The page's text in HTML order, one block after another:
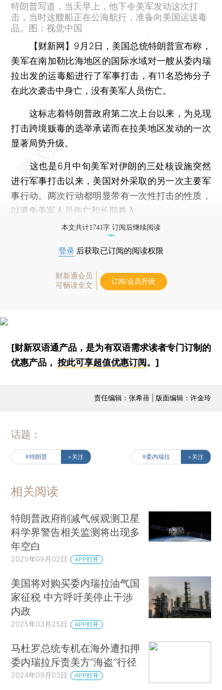
特朗普写道，当天早上，他下令美军发动这次打
击，当时这艘船正在公海航行，准备向美国运送毒
品。图：视觉中国
【财新网】 9月2日，美国总统特朗普宣布称，
美军在南加勒比海地区的国际水域对一艘从委内瑞
拉出发的运毒船进行了军事打击，有11名恐怖分子
在此次袭击中身亡，没有美军人员伤亡。
这标志着特朗普政府第二次上台以来，为兑现
打击跨境贩毒的选举承诺而在拉美地区发动的一次
显著局势升级。
这也是6月中旬美军对伊朗的三处核设施突然
进行军事打击以来，美国对外采取的另一次主要军
事行动。两次行动都明显带有一次性打击的性质，
以避免美军人员伤亡和长期卷入。
本文共计1741字 订阅后继续阅读
登录 后获取已订阅的阅读权限
财新通会员
可畅读全文
订阅/会员升级
[财新双语通产品，是为有双语需求读者专门订制的
优惠产品，按此可享超值优惠订阅。]
责任编辑：张希蓓 | 版面编辑：许金玲
话题：
#特朗普 +关注 #委内瑞拉 +关注
相关阅读
特朗普政府削减气候观测卫星
科学界警告相关监测将出现多
年空白
2025年09月02日 APP打开
美国将对购买委内瑞拉油气国
家征税 中方呼吁美停止干涉
内政
2025年03月25日 APP打开
马杜罗总统专机在海外遭扣押
委内瑞拉斥责美方“海盗”行径
2024年09月03日 APP打开